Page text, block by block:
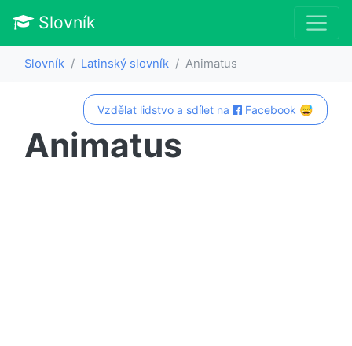
Slovník
Slovník Latinský slovník Animatus
Vzdělat lidstvo a sdílet na Facebook 😅
Animatus